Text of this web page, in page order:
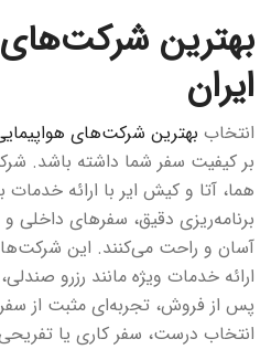
بهترین شرکت‌های
ایران
انتخاب بهترین شرکت‌های
بر کیفیت سفر شما داشته باشد.
هما، آتا و کیش ایر با ارائه خدمات
برنامه‌ریزی دقیق، سفرهای داخلی و
آسان و راحت می‌کنند. این شرکت‌ها
ارائه خدمات ویژه مانند رزرو
پس از فروش، تجربه‌ای مثبت از
انتخاب درست، سفر کاری یا